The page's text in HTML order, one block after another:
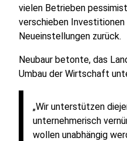
vielen Betrieben
verschieben
Neueinstellungen zurück.
Neubaur betonte, das
Umbau der Wirtschaft
„Wir unterstützen
unternehmerisch
wollen unabhängig